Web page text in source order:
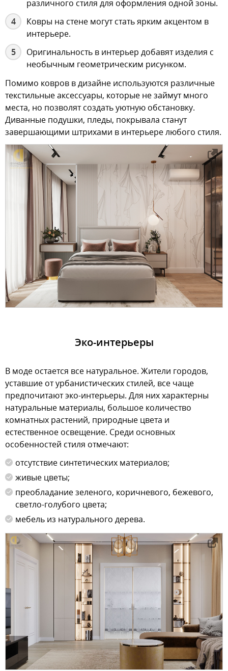
различного стиля для оформления одной зоны.
Ковры на стене могут стать ярким акцентом в
интерьере.
Оригинальность в интерьер добавят изделия с
необычным геометрическим рисунком.
Помимо ковров в дизайне используются различные
текстильные аксессуары, которые не займут много
места, но позволят создать уютную обстановку.
Диванные подушки, пледы, покрывала станут
завершающими штрихами в интерьере любого стиля.
Эко-интерьеры
В моде остается все натуральное. Жители городов,
уставшие от урбанистических стилей, все чаще
предпочитают эко-интерьеры. Для них характерны
натуральные материалы, большое количество
комнатных растений, природные цвета и
естественное освещение. Среди основных
особенностей стиля отмечают:
отсутствие синтетических материалов;
живые цветы;
преобладание зеленого, коричневого, бежевого,
светло-голубого цвета;
мебель из натурального дерева.